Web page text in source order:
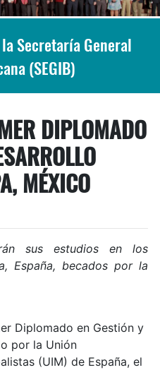
Secretaría General
(SEGIB)
DIPLOMADO
MÉXICO
sus estudios en los
España, becados por la
Diplomado en Gestión y
por la Unión
(UIM) de España, el